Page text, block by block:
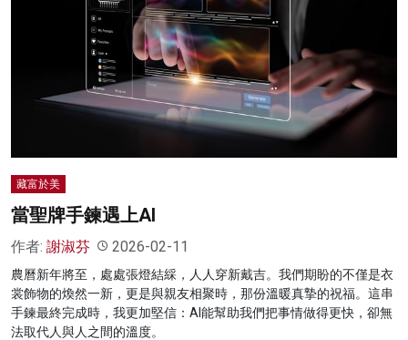
藏富於美
當聖牌手鍊遇上AI
作者: 謝淑芬 2026-02-11
農曆新年將至，處處張燈結綵，人人穿新戴吉。我們期盼的不僅是衣
裳飾物的煥然一新，更是與親友相聚時，那份溫暖真摯的祝福。這串
手鍊最終完成時，我更加堅信：AI能幫助我們把事情做得更快，卻無
法取代人與人之間的溫度。